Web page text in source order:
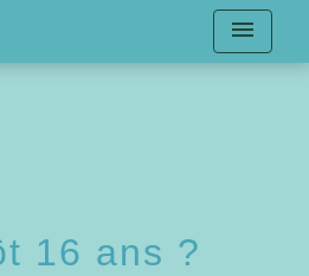
menu
16 ans ?